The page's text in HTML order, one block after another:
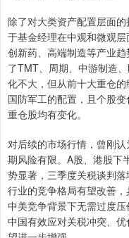
除了对大类资产配置层面
于基金经理在中观和微观层
创新药、高端制造等产业
了TMT、周期、中游制造
化不大，但从前十大重仓
国防军工的配置，且个股
重仓股均有变化。
对后续的市场行情，曾刚
期风险有限。A股、港股下
势显著，三季度关税谈判
行业的竞争格局有望改善，
中美竞争背景下无需过度
中国有效应对关税冲突、